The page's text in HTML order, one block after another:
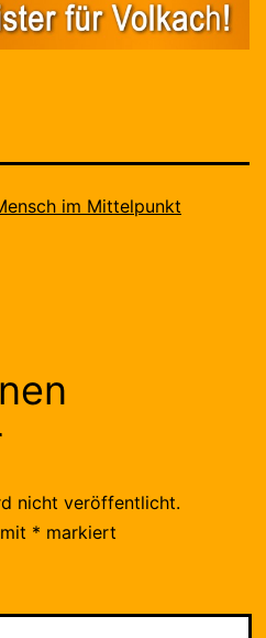
im Mittelpunkt
nicht veröffentlicht.
* markiert